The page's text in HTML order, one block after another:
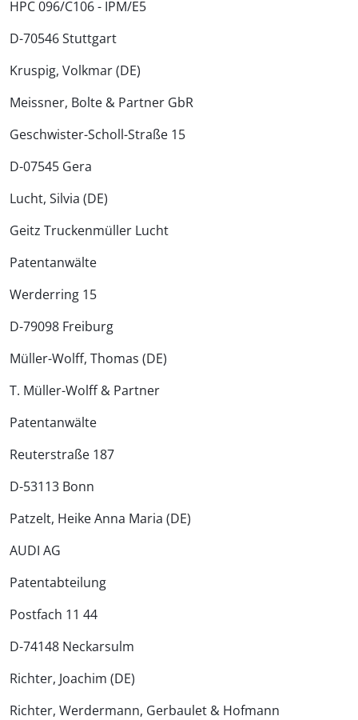
HPC 096/C106 - IPM/E5
D-70546 Stuttgart
Kruspig, Volkmar (DE)
Meissner, Bolte & Partner GbR
Geschwister-Scholl-Straße 15
D-07545 Gera
Lucht, Silvia (DE)
Geitz Truckenmüller Lucht
Patentanwälte
Werderring 15
D-79098 Freiburg
Müller-Wolff, Thomas (DE)
T. Müller-Wolff & Partner
Patentanwälte
Reuterstraße 187
D-53113 Bonn
Patzelt, Heike Anna Maria (DE)
AUDI AG
Patentabteilung
Postfach 11 44
D-74148 Neckarsulm
Richter, Joachim (DE)
Richter, Werdermann, Gerbaulet & Hofmann